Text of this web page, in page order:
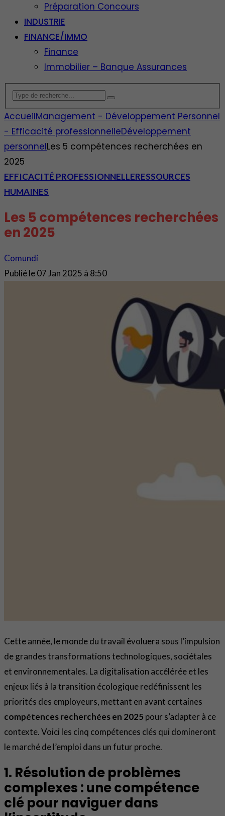
Préparation Concours
INDUSTRIE
FINANCE/IMMO
Finance
Immobilier – Banque Assurances
AccueilManagement - Développement Personnel
- Efficacité professionnelleDéveloppement
personnelLes 5 compétences recherchées en
2025
EFFICACITÉ PROFESSIONNELLERESSOURCES
HUMAINES
Les 5 compétences recherchées
en 2025
Comundi
Publié le07 Jan 2025 à 8:50
Cette année, le monde du travail évoluera sous l’impulsion
de grandes transformations technologiques, sociétales
et environnementales. La digitalisation accélérée et les
enjeux liés à la transition écologique redéfinissent les
priorités des employeurs, mettant en avant certaines
compétences recherchées en 2025 pour s’adapter à ce
contexte. Voici les cinq compétences clés qui domineront
le marché de l’emploi dans un futur proche.
1. Résolution de problèmes
complexes : une compétence
clé pour naviguer dans